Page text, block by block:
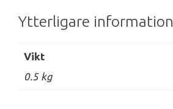
Ytterligare information
Vikt
0.5 kg